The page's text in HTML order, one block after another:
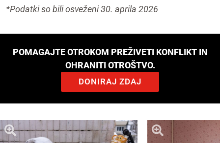
*Podatki so bili osveženi 30. aprila 2026
POMAGAJTE OTROKOM PREŽIVETI KONFLIKT IN
OHRANITI OTROŠTVO.
DONIRAJ ZDAJ